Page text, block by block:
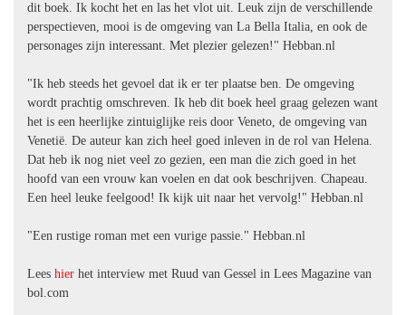
dit boek. Ik kocht het en las het vlot uit. Leuk zijn de verschillende
perspectieven, mooi is de omgeving van La Bella Italia, en ook de
personages zijn interessant. Met plezier gelezen!" Hebban.nl
"Ik heb steeds het gevoel dat ik er ter plaatse ben. De omgeving
wordt prachtig omschreven. Ik heb dit boek heel graag gelezen want
het is een heerlijke zintuiglijke reis door Veneto, de omgeving van
Venetië. De auteur kan zich heel goed inleven in de rol van Helena.
Dat heb ik nog niet veel zo gezien, een man die zich goed in het
hoofd van een vrouw kan voelen en dat ook beschrijven. Chapeau.
Een heel leuke feelgood! Ik kijk uit naar het vervolg!" Hebban.nl
"Een rustige roman met een vurige passie." Hebban.nl
Lees hier het interview met Ruud van Gessel in Lees Magazine van
bol.com